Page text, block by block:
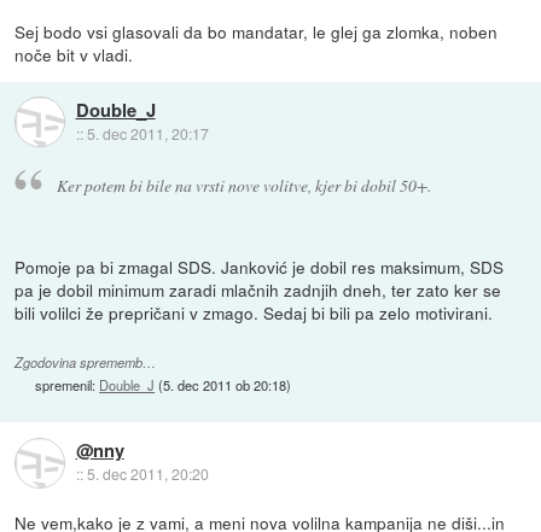
Sej bodo vsi glasovali da bo mandatar, le glej ga zlomka, noben
noče bit v vladi.
Double_J
:: 5. dec 2011, 20:17
Ker potem bi bile na vrsti nove volitve, kjer bi dobil 50+.
Pomoje pa bi zmagal SDS. Janković je dobil res maksimum, SDS
pa je dobil minimum zaradi mlačnih zadnjih dneh, ter zato ker se
bili volilci že prepričani v zmago. Sedaj bi bili pa zelo motivirani.
Zgodovina sprememb…
spremenil: Double_J (5. dec 2011 ob 20:18)
@nny
::5. dec 2011, 20:20
Ne vem,kako je z vami, a meni nova volilna kampanija ne diši...in